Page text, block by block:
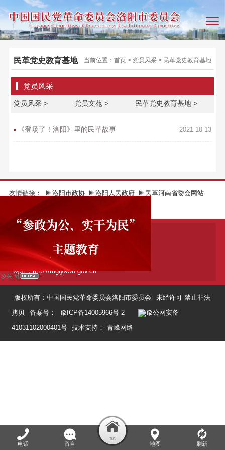
民革党史教育基地 当前位置：首页 > 党员风采 > 民革党史教育基地
党员风采
党员风采 > 党员文苑 > 民革党史教育基地 >
《登场了！洛阳》里的民革故事 2021-10-13
友情链接： 洛阳市政协 洛阳人民政府
民革河南省委会网站
根在中原（中共河南省委统战部）
电话：0379-89899631
地址：洛阳洛龙区太康路22号政协楼325
邮编：471000
网址：http://mglyswh.gov.cn
版权所有：中国国民党革命委员会洛阳市委员会
未经许可 禁止非法
拷贝
备案号： 豫ICP备14005966号-2
豫公网安备
41031102000401号
技术支持： 青峰网络
电话 留言 地图 刷新